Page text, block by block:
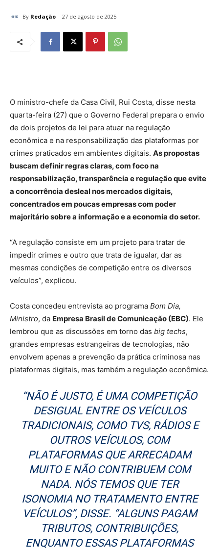
By Redação 27 de agosto de 2025
O ministro-chefe da Casa Civil, Rui Costa, disse nesta
quarta-feira (27) que o Governo Federal prepara o envio
de dois projetos de lei para atuar na regulação
econômica e na responsabilização das plataformas por
crimes praticados em ambientes digitais. As propostas
buscam definir regras claras, com foco na
responsabilização, transparência e regulação que evite
a concorrência desleal nos mercados digitais,
concentrados em poucas empresas com poder
majoritário sobre a informação e a economia do setor.
“A regulação consiste em um projeto para tratar de
impedir crimes e outro que trata de igualar, dar as
mesmas condições de competição entre os diversos
veículos”, explicou.
Costa concedeu entrevista ao programa Bom Dia,
Ministro, da Empresa Brasil de Comunicação (EBC). Ele
lembrou que as discussões em torno das big techs,
grandes empresas estrangeiras de tecnologias, não
envolvem apenas a prevenção da prática criminosa nas
plataformas digitais, mas também a regulação econômica.
“NÃO É JUSTO, É UMA COMPETIÇÃO
DESIGUAL ENTRE OS VEÍCULOS
TRADICIONAIS, COMO TVS, RÁDIOS E
OUTROS VEÍCULOS, COM
PLATAFORMAS QUE ARRECADAM
MUITO E NÃO CONTRIBUEM COM
NADA. NÓS TEMOS QUE TER
ISONOMIA NO TRATAMENTO ENTRE
VEÍCULOS”, DISSE. “ALGUNS PAGAM
TRIBUTOS, CONTRIBUIÇÕES,
ENQUANTO ESSAS PLATAFORMAS